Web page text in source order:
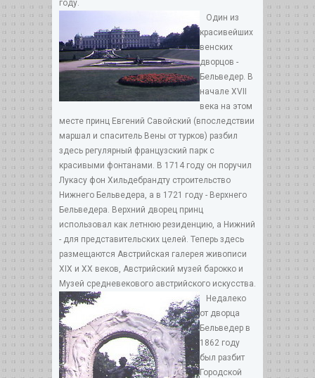
году.
Один из
красивейших
венских
дворцов -
Бельведер. В
начале XVII
века на этом
месте принц Евгений Савойский (впоследствии
маршал и спаситель Вены от турков) разбил
здесь регулярный французский парк с
красивыми фонтанами. В 1714 году он поручил
Лукасу фон Хильдебрандту строительство
Нижнего Бельведера, а в 1721 году - Верхнего
Бельведера. Верхний дворец принц
использовал как летнюю резиденцию, а Нижний
- для представительских целей. Теперь здесь
размещаются Австрийская галерея живописи
XIX и ХХ веков, Австрийский музей барокко и
Музей средневекового австрийского искусства.
Недалеко
от дворца
Бельведер в
1862 году
был разбит
Городской